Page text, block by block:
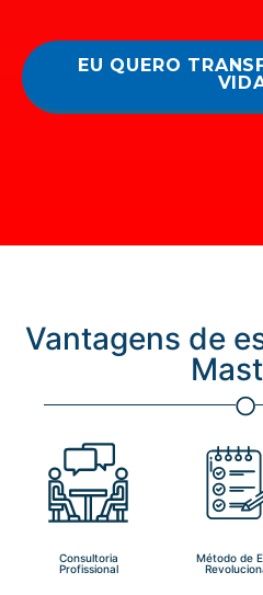
EU QUERO
Vantagens de
Consultoria
Profissional
Método de